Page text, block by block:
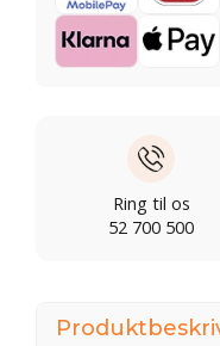
Ring til os
52 700 500